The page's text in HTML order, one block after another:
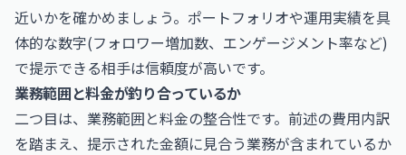
近いかを確かめましょう。ポートフォリオや運用実績を具
体的な数字(フォロワー増加数、エンゲージメント率など)
で提示できる相手は信頼度が高いです。
業務範囲と料金が釣り合っているか
二つ目は、業務範囲と料金の整合性です。前述の費用内訳
を踏まえ、提示された金額に見合う業務が含まれているか